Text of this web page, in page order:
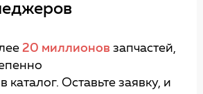
20 миллионов запчастей,
каталог. Оставьте заявку, и